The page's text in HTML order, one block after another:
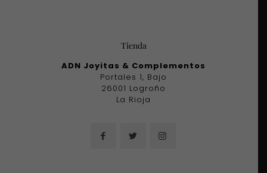
Tienda
ADN Joyitas & Complementos
Portales 1, Bajo
26001 Logroño
La Rioja